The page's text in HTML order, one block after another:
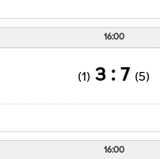
16:00
(5)
7 : 3
(1)
16:00